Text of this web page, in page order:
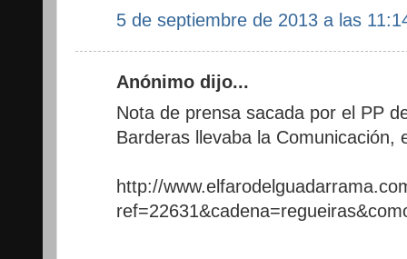
5 de septiembre de 2013 a las
Anónimo dijo...
Nota de prensa sacada por el PP
Barderas llevaba la Comunicación,
http://